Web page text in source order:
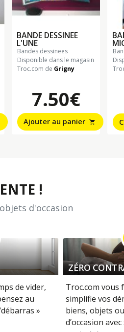
BANDE DESSINEE
L'UNE
bandes dessinees
Disponible dans le magasin
Troc.com de Grigny
7.50€
Ajouter au panier shopping_cart
!
d'occasion
de vider,
au
»
ZÉRO
Troc.com vous
simplifie vos
biens, objets
d’occasion